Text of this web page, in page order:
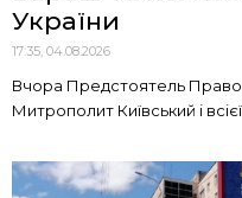
України
17:35, 04.08.2026
Вчора Предстоятель
Митрополит Київський і всієї